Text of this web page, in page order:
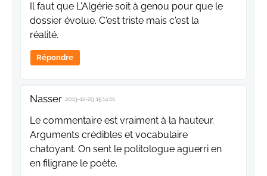
Il faut que L'Algérie soit à genou pour que le
dossier évolue. C'est triste mais c'est la
réalité.
Répondre
Nasser 2019-12-29 15:14:01
Le commentaire est vraiment à la hauteur.
Arguments crédibles et vocabulaire
chatoyant. On sent le politologue aguerri en
en filigrane le poète.